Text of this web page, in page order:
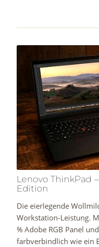
Lenovo ThinkPad
Edition
Die eierlegende
Workstation-Leistung.
% Adobe RGB Panel
farbverbindlich wie ein